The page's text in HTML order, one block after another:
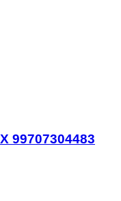
99707304483